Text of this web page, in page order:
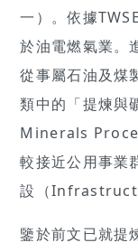
一）。依據
於油電燃氣業。
從事屬石油及煤
類中的「提煉
Minerals
較接近公用事業
設（
鑒於前文已就提